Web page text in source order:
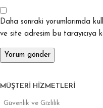
Daha sonraki yorumlarımda
ve site adresim bu tarayıcıya
MÜŞTERI HIZMETLERI
Güvenlik ve Gizlilik